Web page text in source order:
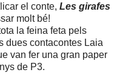
el conte, Les girafes
molt bé!
la feina feta pels
dues contacontes Laia
van fer una gran paper
de P3.